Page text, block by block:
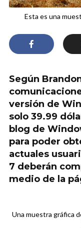
Esta es una
Según
versión de
solo 39.99
blog de
para poder
actuales
7 deberán
medio de la
Una muestra gráfica